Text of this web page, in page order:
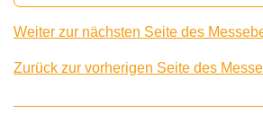
Weiter zur nächsten Seite des
Zurück zur vorherigen Seite des